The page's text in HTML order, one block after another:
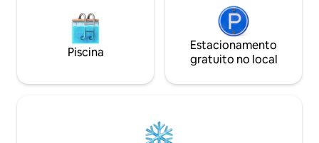
Piscina
Estacionamento
gratuito no local